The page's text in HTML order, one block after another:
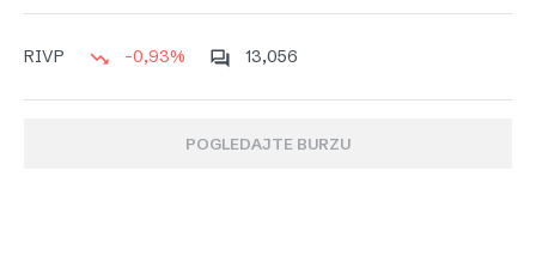
RIVP -0,93% 13,056
POGLEDAJTE BURZU